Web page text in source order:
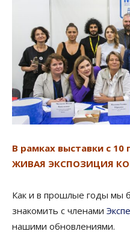
В рамках выставки с 10
ЖИВАЯ ЭКСПОЗИЦИЯ
Как и в прошлые годы мы
знакомить с членами
нашими обновлениями.